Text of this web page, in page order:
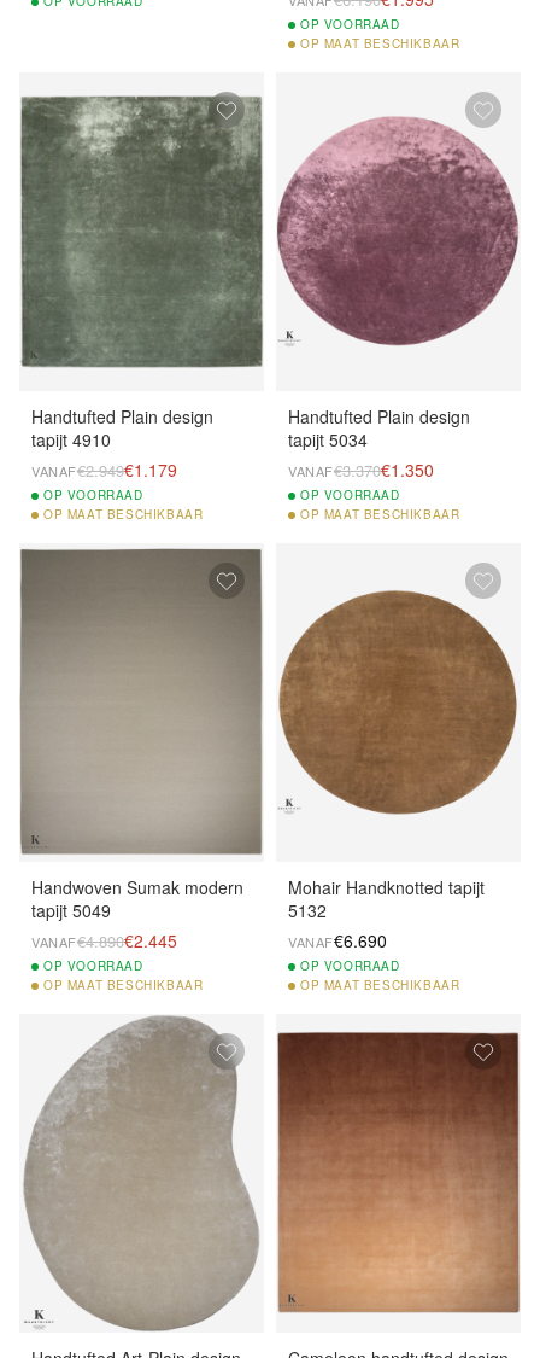
OP VOORRAAD
OP MAAT BESCHIKBAAR
Handtufted Plain design
tapijt 4910
VANAF€2.949€1.179
OP VOORRAAD
OP MAAT BESCHIKBAAR
Handtufted Plain design
tapijt 5034
VANAF€3.370€1.350
OP VOORRAAD
OP MAAT BESCHIKBAAR
Handwoven Sumak modern
tapijt 5049
VANAF€4.890€2.445
OP VOORRAAD
OP MAAT BESCHIKBAAR
Mohair Handknotted tapijt
5132
VANAF€6.690
OP VOORRAAD
OP MAAT BESCHIKBAAR